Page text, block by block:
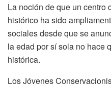
La noción de que un centro
histórico ha sido
sociales desde que se
la edad por sí sola no hace
histórica.
Los Jóvenes